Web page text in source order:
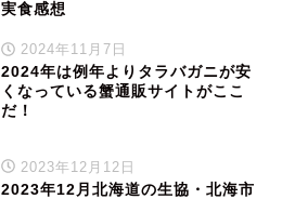
実食感想
2024年11月7日
2024年は例年よりタラバガニが安
くなっている蟹通販サイトがここ
だ！
2023年12月12日
2023年12月北海道の生協・北海市